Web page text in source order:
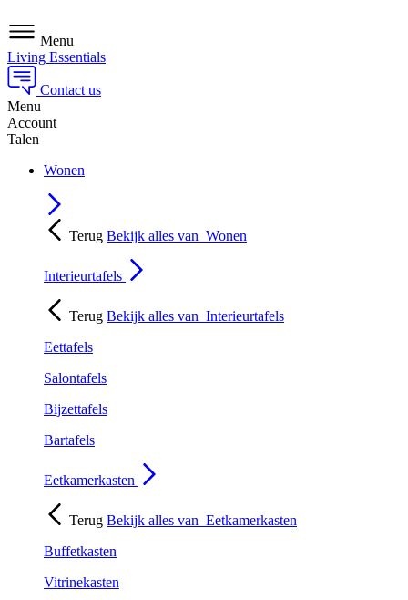
Menu
Living Essentials
Contact us
Menu
Account
Talen
Wonen
Terug Bekijk alles van Wonen
Interieurtafels
Terug Bekijk alles van Interieurtafels
Eettafels
Salontafels
Bijzettafels
Bartafels
Eetkamerkasten
Terug Bekijk alles van Eetkamerkasten
Buffetkasten
Vitrinekasten